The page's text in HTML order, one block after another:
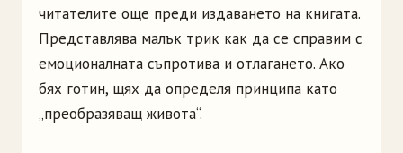
читателите още преди издаването на книгата.
Представлява малък трик как да се справим с
емоционалната съпротива и отлагането. Ако
бях готин, щях да определя принципа като
„преобразяващ живота“.